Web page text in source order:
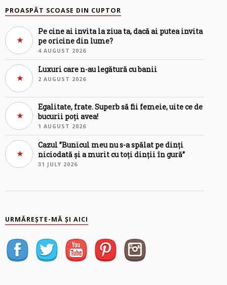
PROASPĂT SCOASE DIN CUPTOR
Pe cine ai invita la ziua ta, dacă ai putea invita
pe oricine din lume?
4 AUGUST 2026
Luxuri care n-au legătură cu banii
2 AUGUST 2026
Egalitate, frate. Superb să fii femeie, uite ce de
bucurii poți avea!
1 AUGUST 2026
Cazul ”Bunicul meu nu s-a spălat pe dinți
niciodată și a murit cu toți dinții în gură”
31 JULY 2026
URMĂREȘTE-MĂ ȘI AICI